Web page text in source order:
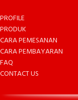
PROFILE
PRODUK
CARA PEMESANAN
CARA PEMBAYARAN
FAQ
CONTACT US